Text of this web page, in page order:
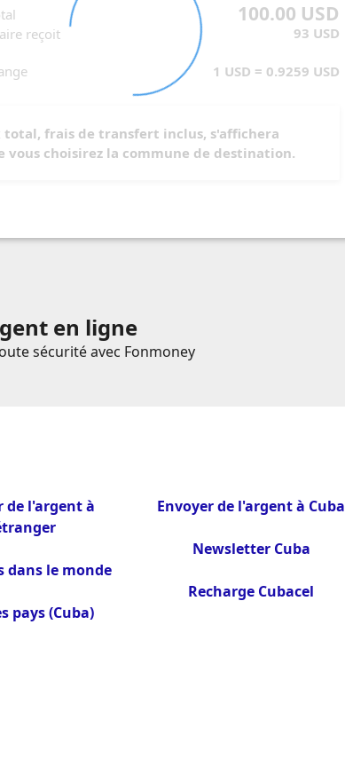
reçoit
100.00 USD
93 USD
1 USD = 0.9259 USD
total, frais de transfert inclus, s'affichera
vous choisirez la commune de destination.
en ligne
sécurité avec Fonmoney
de l'argent à
dans le monde
pays (Cuba)
Envoyer de l'argent à Cuba
Newsletter Cuba
Recharge Cubacel